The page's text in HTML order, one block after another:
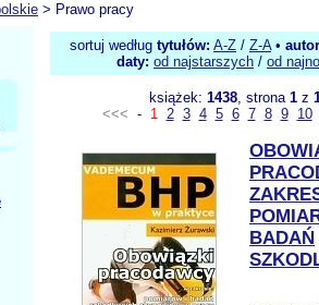
> Prawo pracy
sortuj według tytułów: A-Z / Z-A•
daty: od najstarszych / od
książek: 1438, strona 1z
<<< - 1 2 3 4 5 6 7 8 9 10
BADAŃ